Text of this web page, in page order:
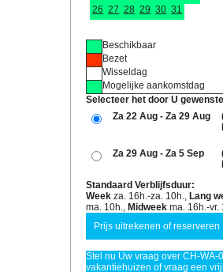
26 27 28 29 30 31
Beschikbaar
Bezet
Wisseldag
Mogelijke aankomstdag
Selecteer het door U
Za 22 Aug - Za 29 Aug
Za 29 Aug - Za 5 Sep
Standaard Verblijfsduur:
Week za. 16h.-za. 10h., Lang
ma. 10h., Midweek ma. 16h.-vr.
Stel nu Uw vraag over CH-WA-
vakantiehuizen of vraag een